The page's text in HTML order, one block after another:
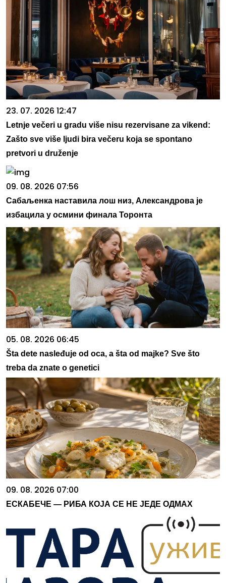
23. 07. 2026 12:47
Letnje večeri u gradu više nisu rezervisane za vikend:
Zašto sve više ljudi bira večeru koja se spontano
pretvori u druženje
09. 08. 2026 07:56
Сабаљенка наставила лош низ, Александрова је
избацила у осмини финала Торонта
05. 08. 2026 06:45
Šta dete nasleđuje od oca, a šta od majke? Sve što
treba da znate o genetici
09. 08. 2026 07:00
ЕСКАБЕЧЕ — РИБА КОЈА СЕ НЕ ЈЕДЕ ОДМАХ